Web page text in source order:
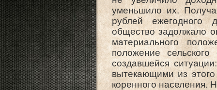
уменьшило их.
рублей ежегодного
общество задолжало
материального
положение
создавшейся
вытекающими из
коренного населения.